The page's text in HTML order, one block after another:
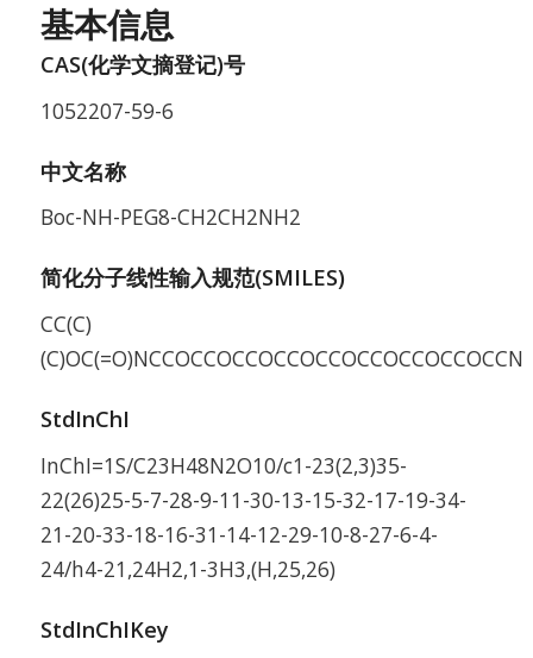
基本信息
CAS(化学文摘登记)号
1052207-59-6
中文名称
Boc-NH-PEG8-CH2CH2NH2
简化分子线性输入规范(SMILES)
CC(C)
(C)OC(=O)NCCOCCOCCOCCOCCOCCOCCOCCOCCN
StdInChI
InChI=1S/C23H48N2O10/c1-23(2,3)35-
22(26)25-5-7-28-9-11-30-13-15-32-17-19-34-
21-20-33-18-16-31-14-12-29-10-8-27-6-4-
24/h4-21,24H2,1-3H3,(H,25,26)
StdInChIKey